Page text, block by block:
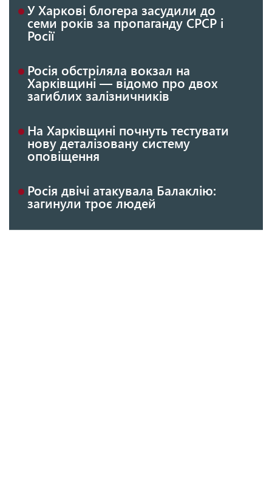
У Харкові блогера засудили до
семи років за пропаганду СРСР і
Росії
Росія обстріляла вокзал на
Харківщині — відомо про двох
загиблих залізничників
На Харківщині почнуть тестувати
нову деталізовану систему
оповіщення
Росія двічі атакувала Балаклію:
загинули троє людей